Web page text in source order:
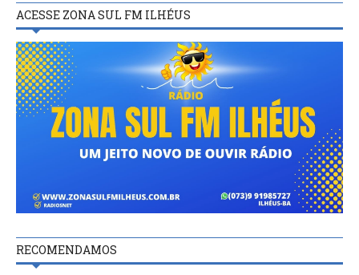
ACESSE ZONA SUL FM ILHÉUS
RECOMENDAMOS